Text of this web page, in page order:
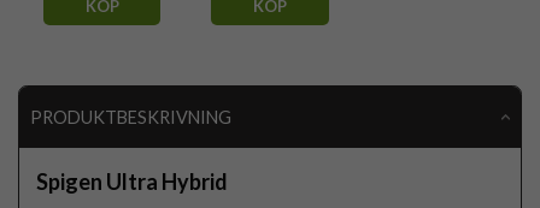
KÖP KÖP
PRODUKTBESKRIVNING
Spigen Ultra Hybrid